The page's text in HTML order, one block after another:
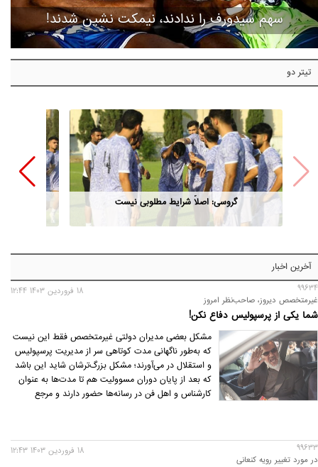
سهم سیدورف را ندادند، نیمکت نشین شدند!
تیتر دو
گروسی: اصلاً شرایط مطلوبی نیست
آخرین اخبار
99634
غیرمتخصص دیروز، صاحب‌نظر امروز
شما یکی از پرسپولیس دفاع نکن!
18 فروردين 1403 12:44
مشکل بعضی مدیران دولتی غیرمتخصص فقط این نیست
که به‌طور ناگهانی مدت کوتاهی سر از مدیریت پرسپولیس
و استقلال در می‌آورند؛ مشکل بزرگ‌ترشان شاید این باشد
که بعد از پایان دوران مسوولیت هم تا مدت‌ها به عنوان
کارشناس و اهل فن در رسانه‌ها حضور دارند و مرجع
99633
در مورد تغییر رویه کنعانی
18 فروردين 1403 12:43